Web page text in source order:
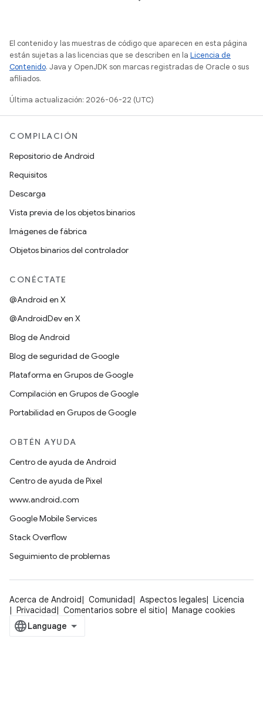
El contenido y las muestras de código que aparecen en esta página
están sujetas a las licencias que se describen en la Licencia de
Contenido. Java y OpenJDK son marcas registradas de Oracle o sus
afiliados.
Última actualización: 2026-06-22 (UTC)
COMPILACIÓN
Repositorio de Android
Requisitos
Descarga
Vista previa de los objetos binarios
Imágenes de fábrica
Objetos binarios del controlador
CONÉCTATE
@Android en X
@AndroidDev en X
Blog de Android
Blog de seguridad de Google
Plataforma en Grupos de Google
Compilación en Grupos de Google
Portabilidad en Grupos de Google
OBTÉN AYUDA
Centro de ayuda de Android
Centro de ayuda de Pixel
www.android.com
Google Mobile Services
Stack Overflow
Seguimiento de problemas
Acerca de Android Comunidad Aspectos legales
Licencia
Privacidad
Comentarios sobre el sitio Manage cookies